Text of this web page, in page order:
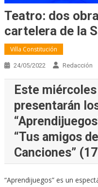
Teatro: dos
cartelera de la
Villa Constitución
24/05/2022 Redacción
Este
presentarán
“Tus amigos
Canciones”
“Aprendijuegos” es un